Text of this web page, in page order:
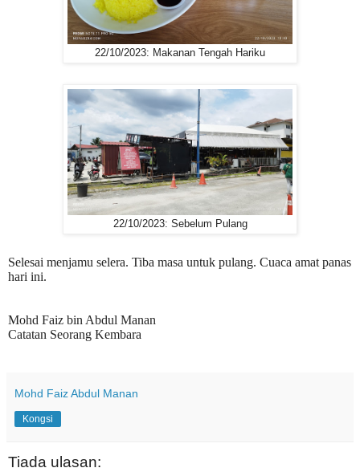
22/10/2023: Makanan Tengah Hariku
22/10/2023: Sebelum Pulang
Selesai menjamu selera. Tiba masa untuk pulang. Cuaca amat panas
hari ini.
Mohd Faiz bin Abdul Manan
Catatan Seorang Kembara
Mohd Faiz Abdul Manan
Kongsi
Tiada ulasan: